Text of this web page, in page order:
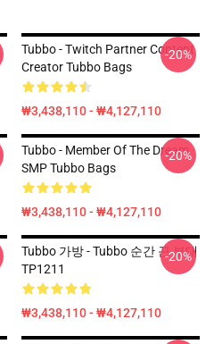
Tubbo - Twitch Partner Content
Creator Tubbo Bags
₩3,438,110 - ₩4,127,110
-20%
Tubbo - Member Of The Dream
SMP Tubbo Bags
₩3,438,110 - ₩4,127,110
-20%
Tubbo 가방 - Tubbo 순간 끈 부대
TP1211
₩3,438,110 - ₩4,127,110
-20%